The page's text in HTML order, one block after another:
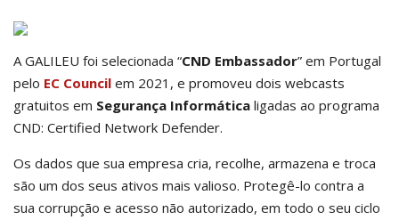
A GALILEU foi selecionada “CND Embassador” em Portugal
pelo EC Council em 2021, e promoveu dois webcasts
gratuitos em Segurança Informática ligadas ao programa
CND: Certified Network Defender.
Os dados que sua empresa cria, recolhe, armazena e troca
são um dos seus ativos mais valioso. Protegê-lo contra a
sua corrupção e acesso não autorizado, em todo o seu ciclo